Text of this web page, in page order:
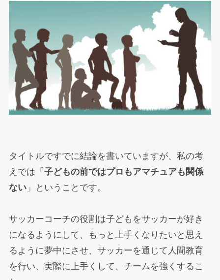
タイトルですでに結論を書いていますが、私の考
えでは「 子どもの前ではプロもアマチュアも関係
ない」ということです。
サッカーコーチの役割は子どもをサッカーが好き
になるようにして、もっと上手くなりたいと思え
るように夢中にさせ、サッカーを通じて人間教育
を行い、実際に上手くして、チームを強くするこ